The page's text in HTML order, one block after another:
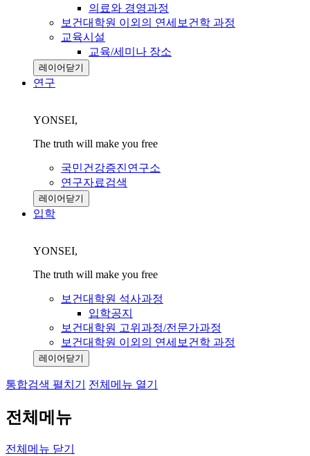
의료와 경영과정
보건대학원 이외의 연세보건학 과정
교육시설
교육/세미나 장소
레이어닫기
연구
YONSEI,
The truth will make you free
국민건강증진연구소
연구자료검색
레이어닫기
입학
YONSEI,
The truth will make you free
보건대학원 석사과정
입학공지
보건대학원 고위과정/전문가과정
보건대학원 이외의 연세보건학 과정
레이어닫기
통합검색 펼치기 전체메뉴 열기
전체메뉴
전체메뉴 닫기